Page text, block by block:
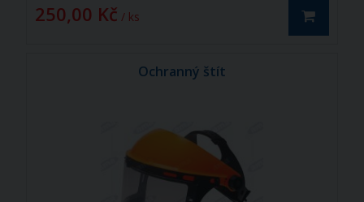
250,00 Kč / ks
Ochranný štít